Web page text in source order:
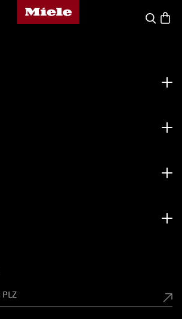
Miele-Homepage
Suche